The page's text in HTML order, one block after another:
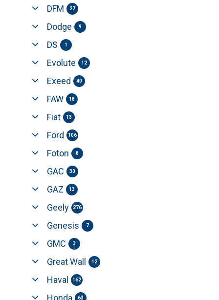
DFM 27
Dodge 9
DS 1
Evolute 12
Exeed 40
FAW 18
Fiat 13
Ford 106
Foton 8
GAC 30
GAZ 13
Geely 276
Genesis 7
GMC 3
Great Wall 12
Haval 162
63